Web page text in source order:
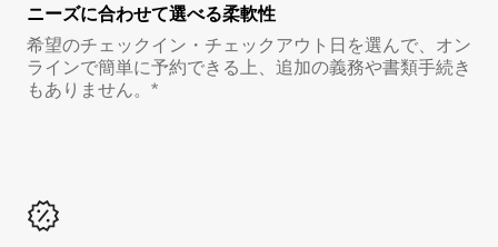
ニーズに合わせて選べる柔軟性
希望のチェックイン・チェックアウト日を選んで、オン
ラインで簡単に予約できる上、追加の義務や書類手続き
もありません。*